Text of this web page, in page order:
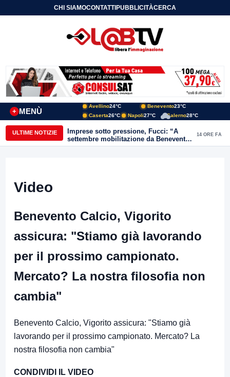
CHI SIAMOCONTATTIPUBBLICITÀCERCA
MENÙ
+
Avellino24°C Benevento23°C
Caserta26°C Napoli27°C Salerno28°C
ULTIME NOTIZIE
Imprese sotto pressione, Fucci: “A
settembre mobilitazione da Benevento
e Avellino”
14 ORE FA
Video
Benevento Calcio, Vigorito
assicura: "Stiamo già lavorando
per il prossimo campionato.
Mercato? La nostra filosofia non
cambia"
Benevento Calcio, Vigorito assicura: "Stiamo già
lavorando per il prossimo campionato. Mercato? La
nostra filosofia non cambia"
CONDIVIDI IL VIDEO